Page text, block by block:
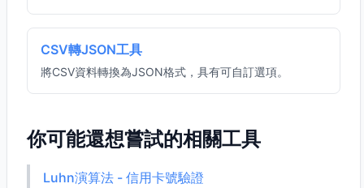
CSV轉JSON工具
將CSV資料轉換為JSON格式，具有可自訂選項。
你可能還想嘗試的相關工具
Luhn演算法 - 信用卡號驗證